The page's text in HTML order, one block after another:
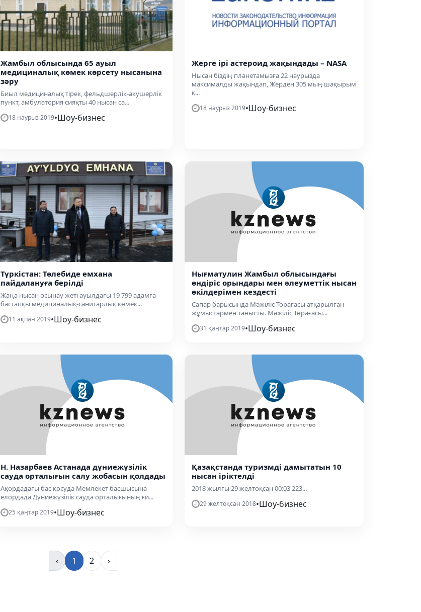
Жамбыл облысында 65 ауыл
медициналық көмек көрсету нысанына
зәру
Биыл медициналық тірек, фельдшерлік-акушерлік
пункт, амбулатория сияқты 40 нысан са...
18 наурыз 2019•Шоу-бизнес
Жерге ірі астероид жақындады – NASA
Нысан біздің планетамызға 22 наурызда
максималды жақындап, Жерден 305 мың шақырым
қ...
18 наурыз 2019•Шоу-бизнес
Түркістан: Төлебиде емхана
пайдалануға берiлдi
Жаңа нысан осынау жеті ауылдағы 19 799 адамға
бастапқы медициналық-санитарлық көмек...
11 ақпан 2019•Шоу-бизнес
Нығматулин Жамбыл облысындағы
өндіріс орындары мен әлеуметтік нысан
өкілдерімен кездесті
Сапар барысында Мәжіліс Төрағасы атқарылған
жұмыстармен танысты. Мәжіліс Төрағасы...
31 қаңтар 2019•Шоу-бизнес
Н. Назарбаев Астанада дүниежүзілік
сауда орталығын салу жобасын қолдады
Ақордадағы бас қосуда Мемлекет басшысына
елордада Дүниежүзілік сауда орталығының ғи...
25 қаңтар 2019•Шоу-бизнес
Қазақстанда туризмді дамытатын 10
нысан іріктелді
2018 жылғы 29 желтоқсан 00:03 223...
29 желтоқсан 2018•Шоу-бизнес
‹ 1 2 ›